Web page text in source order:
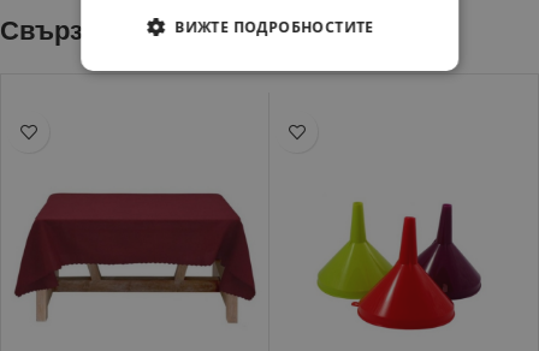
Свързани продуктиВИЖТЕ ПОДРОБНОСТИТЕ